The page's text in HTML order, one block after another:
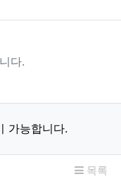
다.
가능합니다.
목록